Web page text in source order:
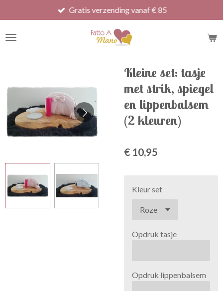
direct
naar
Gratis verzending vanaf € 85
Kleine set: tasje
met strik, spiegel
en lippenbalsem
(2 kleuren)
€ 10,95
Kleur set
Opdruk tasje
Opdruk lippenbalsem